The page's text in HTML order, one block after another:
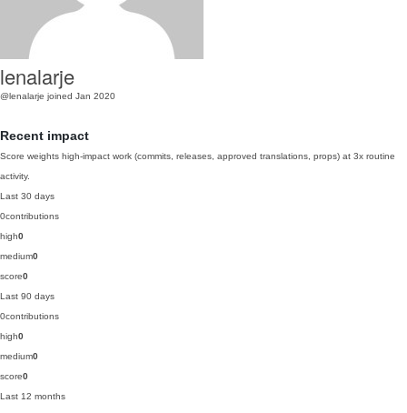
lenalarje
@lenalarje joined Jan 2020
Recent impact
Score weights high-impact work (commits, releases, approved translations, props) at 3x routine
activity.
Last 30 days
0contributions
high0
medium0
score0
Last 90 days
0contributions
high0
medium0
score0
Last 12 months